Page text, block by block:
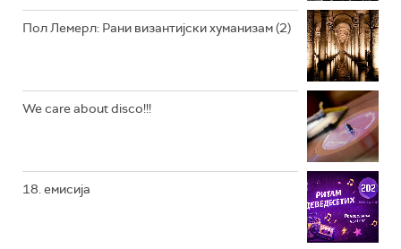
Пол Лемерл: Рани византијски хуманизам (2)
We care about disco!!!
18. емисија